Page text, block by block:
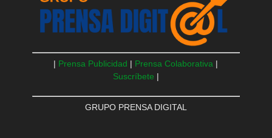
| Prensa Publicidad | Prensa Colaborativa |
Suscríbete |
GRUPO PRENSA DIGITAL